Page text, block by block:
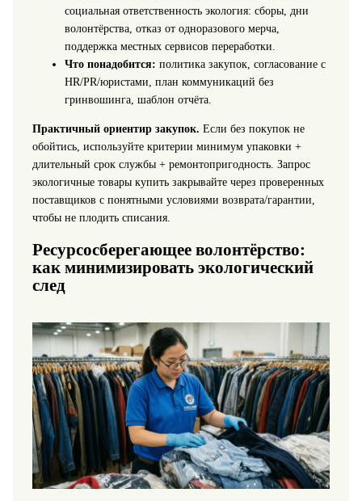
социальная ответственность экология: сборы, дни
волонтёрства, отказ от одноразового мерча,
поддержка местных сервисов переработки.
Что понадобится: политика закупок, согласование с
HR/PR/юристами, план коммуникаций без
гринвошинга, шаблон отчёта.
Практичный ориентир закупок. Если без покупок не
обойтись, используйте критерии минимум упаковки +
длительный срок службы + ремонтопригодность. Запрос
экологичные товары купить закрывайте через проверенных
поставщиков с понятными условиями возврата/гарантии,
чтобы не плодить списания.
Ресурсосберегающее волонтёрство:
как минимизировать экологический
след